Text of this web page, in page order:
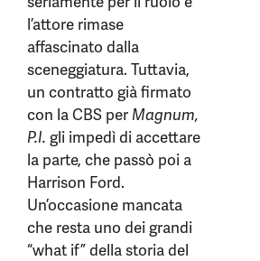
l’attore rimase
affascinato dalla
sceneggiatura. Tuttavia,
un contratto già firmato
con la CBS per Magnum,
P.I. gli impedì di accettare
la parte, che passò poi a
Harrison Ford.
Un’occasione mancata
che resta uno dei grandi
“what if” della storia del